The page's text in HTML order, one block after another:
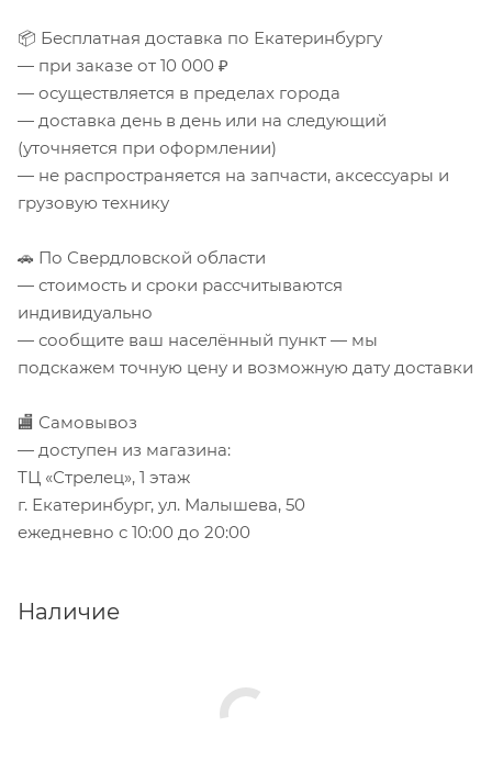
📦 Бесплатная доставка по Екатеринбургу
— при заказе от 10 000 ₽
— осуществляется в пределах города
— доставка день в день или на следующий
(уточняется при оформлении)
— не распространяется на запчасти, аксессуары и
грузовую технику
🚗 По Свердловской области
— стоимость и сроки рассчитываются
индивидуально
— сообщите ваш населённый пункт — мы
подскажем точную цену и возможную дату доставки
🏬 Самовывоз
— доступен из магазина:
ТЦ «Стрелец», 1 этаж
г. Екатеринбург, ул. Малышева, 50
ежедневно с 10:00 до 20:00
Наличие